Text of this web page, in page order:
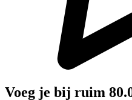
Voeg je bij ruim